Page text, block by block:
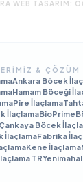
WEB TASARIM:
& ÇÖZÜM
Ankara Böcek
Hamam Böceği
Pire İlaçlama
İlaçlamaBioPrime
Böcek
İlaçlamaFabrika
Kene İlaçlama
TR